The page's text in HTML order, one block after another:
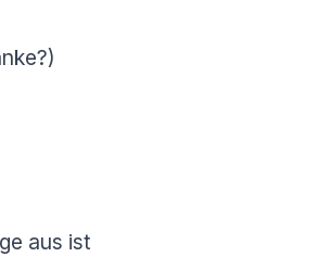
aus ist